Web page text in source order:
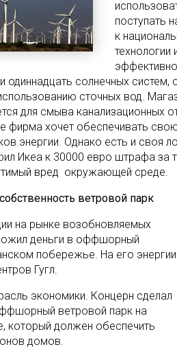
поступать
к
технологии
одиннадцать солнечных систем,
сточных вод.
для смыва канализационных
фирма хочет обеспечивать
энергии. Однако есть и своя
Икеа к 30000 евро штрафа за
вред окружающей среде.
ветровой парк
на рынке возобновляемых
деньги в оффшорный
побережье. На его энергии
Гугл.
экономики. Концерн сделал
ветровой парк на
который должен обеспечить
домов.